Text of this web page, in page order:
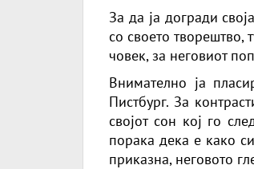
За да ја догради
со своето творештво,
човек, за неговиот
Внимателно ја
Пистбург. За
својот сон кој го
порака дека е како
приказна, неговото